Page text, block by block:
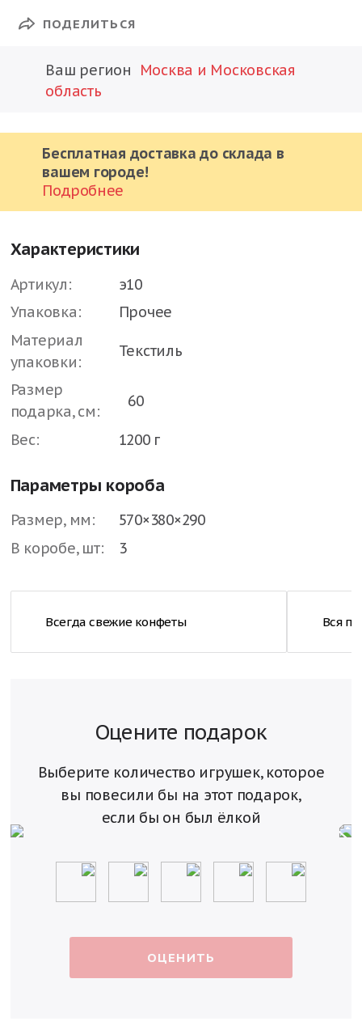
ПОДЕЛИТЬСЯ
Ваш регион
Москва и Московская
область
Бесплатная доставка до склада в
вашем городе!
Подробнее
Характеристики
Артикул:
э10
Упаковка:
Прочее
Материал
упаковки:
Текстиль
Размер
подарка, см:
60
Вес: 1200 г
Параметры короба
Размер, мм:
570×380×290
В коробе, шт:
3
Всегда свежие конфеты Вся
Оцените подарок
Выберите количество игрушек, которое
вы повесили бы на этот подарок,
если бы он был ёлкой
ОЦЕНИТЬ